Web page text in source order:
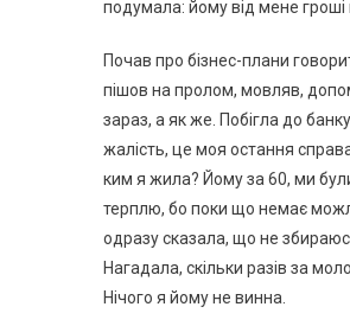
подумала: йому від мене гроші
Почав про бізнес-плани
пішов на пролом, мовляв,
зараз, а як же. Побігла до
жалість, це моя остання
ким я жила? Йому за 60, ми
терплю, бо поки що немає
одразу сказала, що не
Нагадала, скільки разів за
Нічого я йому не винна.